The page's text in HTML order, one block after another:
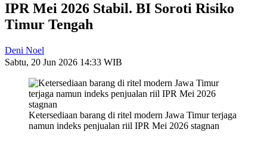
IPR Mei 2026 Stabil. BI Soroti Risiko
Timur Tengah
Deni Noel
Sabtu, 20 Jun 2026 14:33 WIB
Ketersediaan barang di ritel modern Jawa Timur terjaga
namun indeks penjualan riil IPR Mei 2026 stagnan